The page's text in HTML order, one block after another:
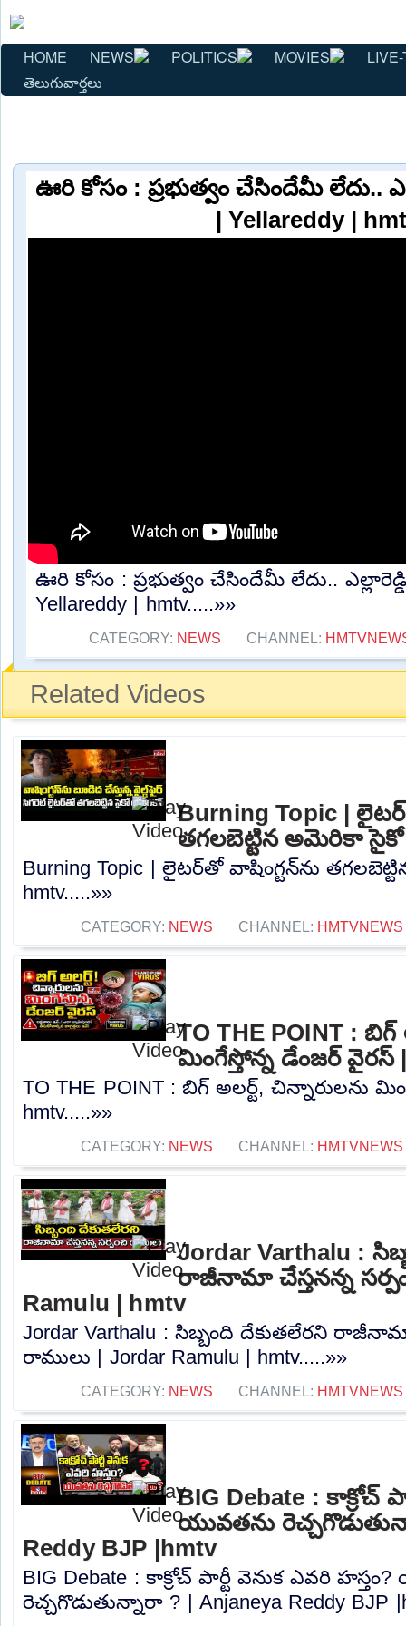
HOME NEWS POLITICS MOVIES
తెలుగువార్తలు
ఊరి కోసం : ప్రభుత్వం చేసిందేమీ లేదు..
| Yellareddy |
ఊరి కోసం : ప్రభుత్వం చేసిందేమీ లేదు..
Yellareddy | hmtv.....»»
CATEGORY: NEWS CHANNEL:
Related Videos
Burning Topic |
తగలబెట్టిన అమెరికా సైకో
Burning Topic | లైటర్‌తో వాషింగ్టన్‌ను
hmtv.....»»
CATEGORY: NEWS CHANNEL: HMTVNEWS
TO THE POINT : బిగ్
మింగేస్తోన్న డేంజర్ వైరస్
TO THE POINT : బిగ్ అలర్ట్, చిన్నారులను
hmtv.....»»
CATEGORY: NEWS CHANNEL: HMTVNEWS
Jordar Varthalu :
రాజీనామా చేస్తనన్న
Ramulu | hmtv
Jordar Varthalu : సిబ్బంది దేకుతలేరని
రాములు | Jordar Ramulu | hmtv.....»»
CATEGORY: NEWS CHANNEL: HMTVNEWS
BIG Debate : కాక్రోచ్
యువతను
Reddy BJP |hmtv
BIG Debate : కాక్రోచ్ పార్టీ వెనుక ఎవరి
రెచ్చగొడుతున్నారా ? | Anjaneya Reddy BJP